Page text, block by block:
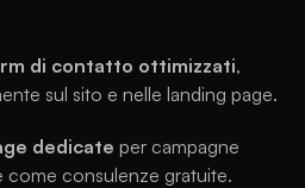
di contatto ottimizzati,
sul sito e nelle landing page.
dedicate per campagne
consulenze gratuite.